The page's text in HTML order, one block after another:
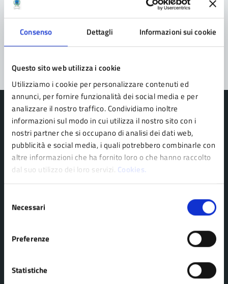
Consenso Dettagli Informazioni sui cookie
Questo sito web utilizza i cookie
Utilizziamo i cookie per personalizzare contenuti ed
annunci, per fornire funzionalità dei social media e per
analizzare il nostro traffico. Condividiamo inoltre
informazioni sul modo in cui utilizza il nostro sito con i
nostri partner che si occupano di analisi dei dati web,
pubblicità e social media, i quali potrebbero combinarle con
altre informazioni che ha fornito loro o che hanno raccolto
dal suo utilizzo dei loro servizi. Cookies.
delNecessari
Preferenze
Statistiche
Problemi in città
Segnala disservizio
Comune di Pavullo nel Frignano
Personale amministrativo